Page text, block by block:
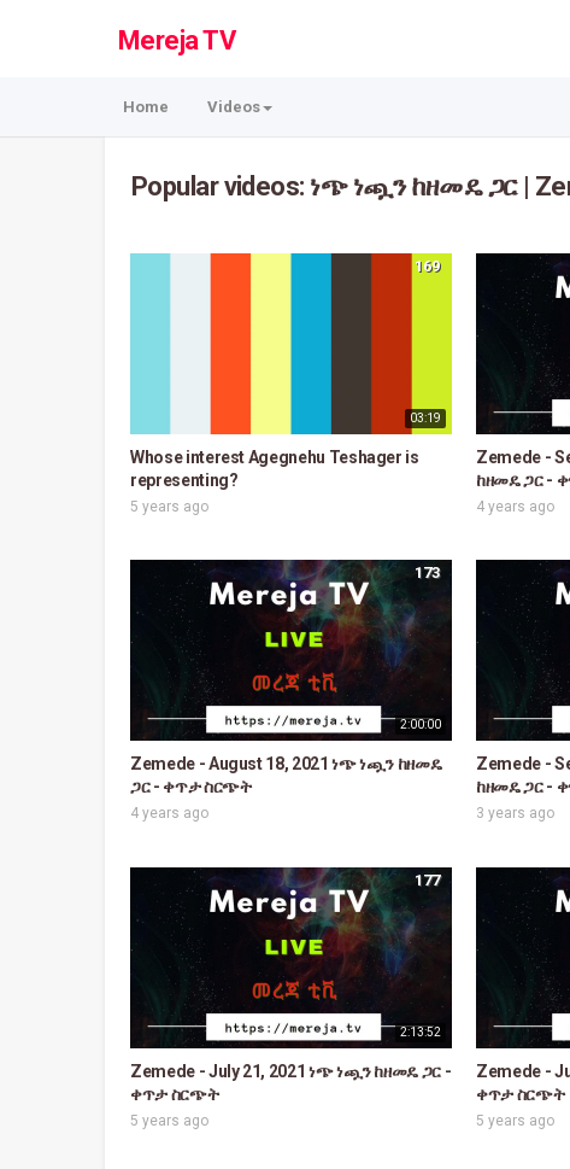
Mereja TV
Home Videos
Popular videos: ነጭ ነጯን ከዘመዴ ጋር |
03:19
169
Whose interest Agegnehu Teshager is
representing?
5 years ago
Zemede -
ከዘመዴ ጋር -
4 years ago
2:00:00
173
Zemede - August 18, 2021 ነጭ ነጯን ከዘመዴ
ጋር - ቀጥታ ስርጭት
4 years ago
Zemede -
ከዘመዴ ጋር -
3 years ago
2:13:52
177
Zemede - July 21, 2021 ነጭ ነጯን ከዘመዴ ጋር -
ቀጥታ ስርጭት
5 years ago
Zemede -
ቀጥታ ስርጭት
5 years ago